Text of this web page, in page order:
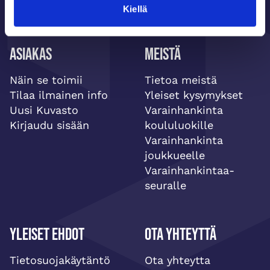
Kiellä
Asiakas
Näin se toimii
Tilaa ilmainen info
Uusi Kuvasto
Kirjaudu sisään
Meistä
Tietoa meistä
Yleiset kysymykset
Varainhankinta
koululuokille
Varainhankinta
joukkueelle
Varainhankintaa-
seuralle
Yleiset ehdot
Tietosuojakäytäntö
Ota yhteyttä
Ota yhteytta